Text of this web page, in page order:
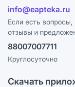
Блог
Лицензия
Реклама на сайте
Ваши товары на
Программа
Политика
Политика
Этика и
info@eapteka.ru
Если есть вопросы,
отзывы и
88007007711
Круглосуточно
Скачать